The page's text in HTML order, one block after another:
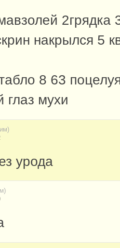
2грядка
накрылся 5
8 63
глаз мухи
урода